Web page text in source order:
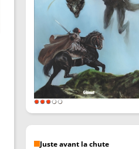
Juste avant la chute